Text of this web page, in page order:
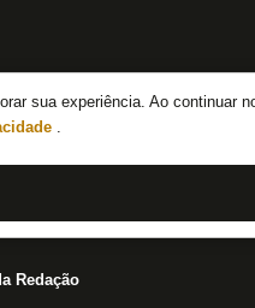
sua experiência. Ao continuar
.
do Botafogo
Redação